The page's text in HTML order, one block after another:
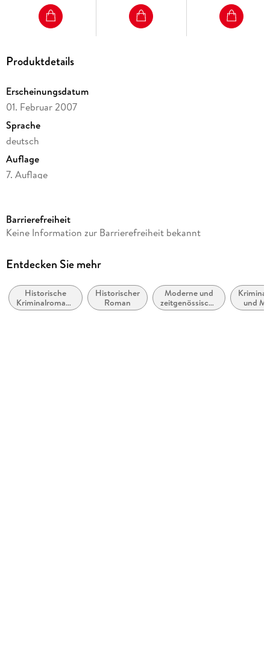
Produktdetails
Erscheinungsdatum
01. Februar 2007
Sprache
deutsch
Auflage
7. Auflage
Reihe
Autor/Autorin
Verlag/Hersteller
Rowohlt Taschenbuch Verlag
Barrierefreiheit
Keine Information zur Barrierefreiheit bekannt
Entdecken Sie mehr
Historische
Kriminalromane
und Mystery
Historischer
Roman
Moderne und
zeitgenössische
Belletristik:
und
Cosy